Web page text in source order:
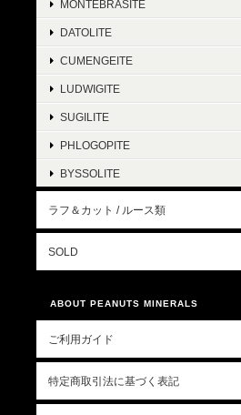
MONTEBRASITE
DATOLITE
CUMENGEITE
LUDWIGITE
SUGILITE
PHLOGOPITE
BYSSOLITE
ラフ＆カット / ルース類
SOLD
ABOUT PEANUTS MINERALS
ご利用ガイド
特定商取引法に基づく表記